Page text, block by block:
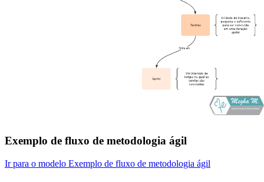
Exemplo de fluxo de metodologia ágil
Ir para o modelo Exemplo de fluxo de metodologia ágil